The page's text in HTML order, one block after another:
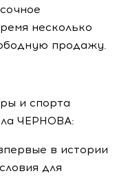
несколько
продажу.
и спорта
ЧЕРНОВА:
в истории
для